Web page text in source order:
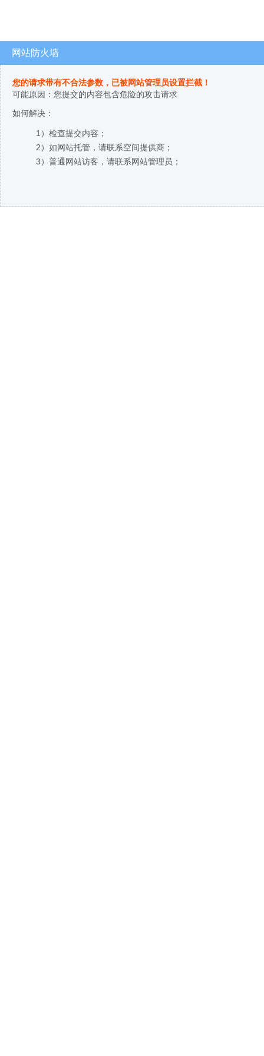
网站防火墙
您的请求带有不合法参数，已被网站管理员设置拦截！
可能原因：您提交的内容包含危险的攻击请求
如何解决：
1）检查提交内容；
2）如网站托管，请联系空间提供商；
3）普通网站访客，请联系网站管理员；